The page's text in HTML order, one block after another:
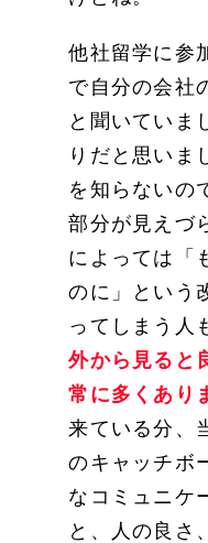
他社留学に参
で自分の会社
と聞いていま
りだと思いま
を知らないの
部分が見えづ
によっては「
のに」という
ってしまう人
外から見ると
常に多くあり
来ている分、
のキャッチボ
なコミュニケ
と、人の良さ